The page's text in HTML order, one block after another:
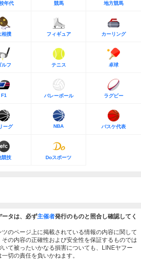
年代 競馬 地方競馬
相撲 フィギュア カーリング
ルフ テニス 卓球
F1 バレーボール ラグビー
ーグ NBA バスケ代表
競技 Doスポーツ
ータは、必ず主催者発行のものと照合し確認してく
のページ上に掲載されている情報の内容に関して
の内容の正確性および安全性を保証するものでは
て被ったいかなる損害についても、LINEヤフー
切の責任を負いかねます。